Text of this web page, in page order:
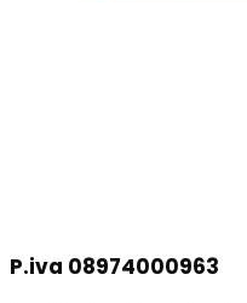
P.iva 08974000963